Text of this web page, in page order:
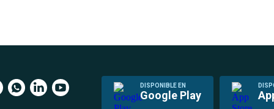
DISPONIBLE EN
Google Play